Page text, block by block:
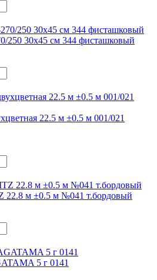
250 30х45 см 344 фисташковый
22.5 м ±0.5 м 001/021
22.8 м ±0.5 м №041 т.бордовый
5 г 0141